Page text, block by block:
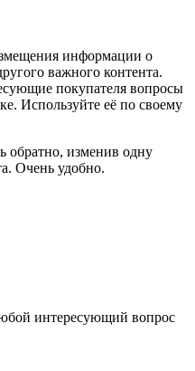
информации о
важного контента.
покупателя вопросы
Используйте её по своему
обратно, изменив одну
Очень удобно.
интересующий вопрос